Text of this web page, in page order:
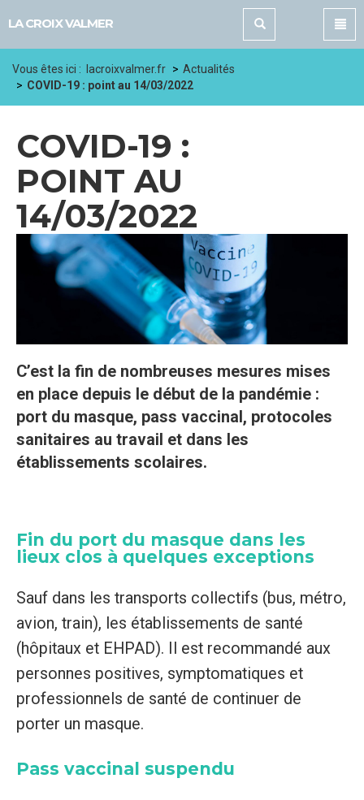
LA CROIX VALMER
Vous êtes ici : lacroixvalmer.fr
Actualités
COVID-19 : point au 14/03/2022
COVID-19 :
POINT AU
14/03/2022
C’est la fin de nombreuses mesures mises
en place depuis le début de la pandémie :
port du masque, pass vaccinal, protocoles
sanitaires au travail et dans les
établissements scolaires.
Fin du port du masque dans les
lieux clos à quelques exceptions
Sauf dans les transports collectifs (bus, métro,
avion, train), les établissements de santé
(hôpitaux et EHPAD). Il est recommandé aux
personnes positives, symptomatiques et
professionnels de santé de continuer de
porter un masque.
Pass vaccinal suspendu